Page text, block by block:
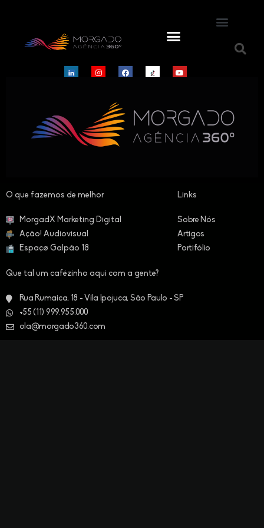
O que fazemos de melhor​
MorgadX Marketing Digital
Ação! Audiovisual
Espaçø Galpão 18
Links
Sobre Nós
Artigos
Portifólio
Que tal um cafézinho aqui com a gente?
Rua Rumaica, 18 - Vila Ipojuca, São Paulo - SP
+55 (11) 999.955.000
ola@morgado360.com